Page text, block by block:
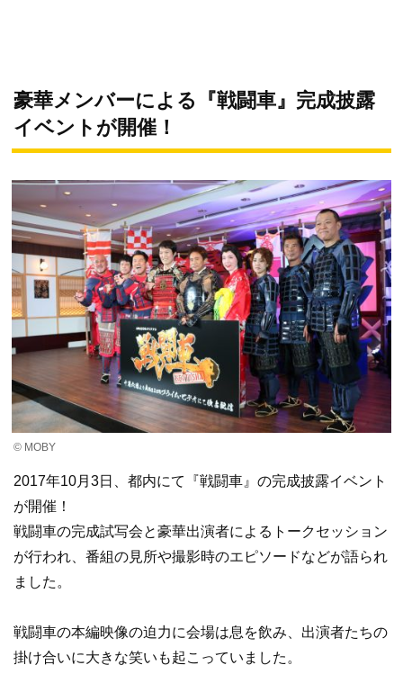
豪華メンバーによる『戦闘車』完成披露
イベントが開催！
© MOBY
2017年10月3日、都内にて『戦闘車』の完成披露イベント
が開催！
戦闘車の完成試写会と豪華出演者によるトークセッション
が行われ、番組の見所や撮影時のエピソードなどが語られ
ました。
戦闘車の本編映像の迫力に会場は息を飲み、出演者たちの
掛け合いに大きな笑いも起こっていました。